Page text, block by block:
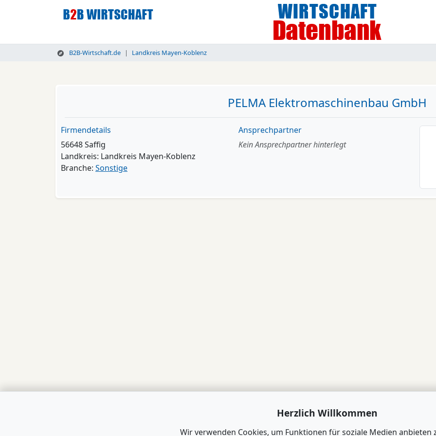
B2B-Wirtschaft.de Landkreis Mayen-Koblenz
PELMA Elektromaschinenbau GmbH
Firmendetails
56648 Saffig
Landkreis: Landkreis Mayen-Koblenz
Branche: Sonstige
Ansprechpartner
Kein Ansprechpartner hinterlegt
Herzlich Willkommen
Wir verwenden Cookies, um Funktionen für soziale Medien anbieten